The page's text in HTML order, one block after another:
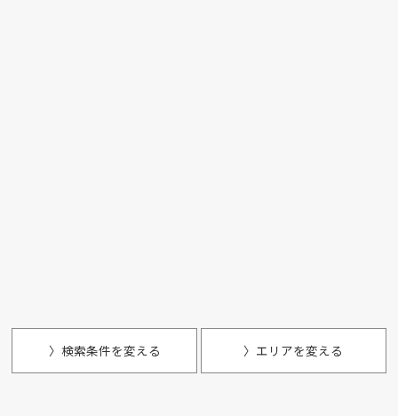
〉検索条件を変える 〉エリアを変える